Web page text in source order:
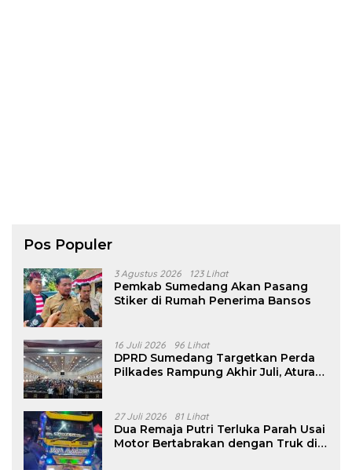
Pos Populer
3 Agustus 2026 123 Lihat
Pemkab Sumedang Akan Pasang
Stiker di Rumah Penerima Bansos
16 Juli 2026 96 Lihat
DPRD Sumedang Targetkan Perda
Pilkades Rampung Akhir Juli, Aturan
27 Juli 2026 81 Lihat
Dua Remaja Putri Terluka Parah Usai
Motor Bertabrakan dengan Truk di